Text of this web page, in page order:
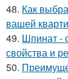
48. Как
вашей
49. Шпинат -
свойства и
50.